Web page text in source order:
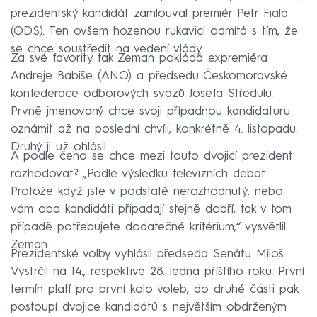
prezidentský kandidát zamlouval premiér Petr Fiala
(ODS). Ten ovšem hozenou rukavici odmítá s tím, že
se chce soustředit na vedení vlády.
Za své favority tak Zeman pokládá expremiéra
Andreje Babiše (ANO) a předsedu Českomoravské
konfederace odborových svazů Josefa Středulu.
Prvně jmenovaný chce svoji případnou kandidaturu
oznámit až na poslední chvíli, konkrétně 4. listopadu.
Druhý ji už ohlásil.
A podle čeho se chce mezi touto dvojicí prezident
rozhodovat? „Podle výsledku televizních debat.
Protože když jste v podstatě nerozhodnutý, nebo
vám oba kandidáti připadají stejně dobří, tak v tom
případě potřebujete dodatečné kritérium,“ vysvětlil
Zeman.
Prezidentské volby vyhlásil předseda Senátu Miloš
Vystrčil na 14., respektive 28. ledna příštího roku. První
termín platí pro první kolo voleb, do druhé části pak
postoupí dvojice kandidátů s největším obdrženým